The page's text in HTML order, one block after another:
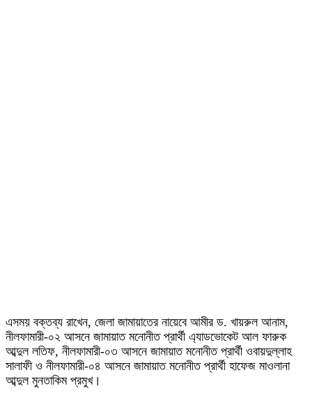
এসময় বক্তব্য রাখেন, জেলা জামায়াতের নায়েবে আমীর ড. খায়রুল আনাম,
নীলফামারী-০২ আসনে জামায়াত মনোনীত প্রার্থী এ্যাডভোকেট আল ফারুক
আব্দুল লতিফ, নীলফামারী-০৩ আসনে জামায়াত মনোনীত প্রার্থী ওবায়দুল্লাহ
সালাফী ও নীলফামারী-০৪ আসনে জামায়াত মনোনীত প্রার্থী হাফেজ মাওলানা
আব্দুল মুনতাকিম প্রমুখ।